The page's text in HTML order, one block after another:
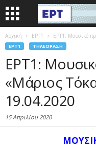
Αρχική EΡΤ1 ΕΡΤ1: Μουσικό
EΡΤ1 ΤΗΛΕΌΡΑΣΗ
ΕΡΤ1:
«Μάριος
19.04.2020
15 Απριλίου 2020